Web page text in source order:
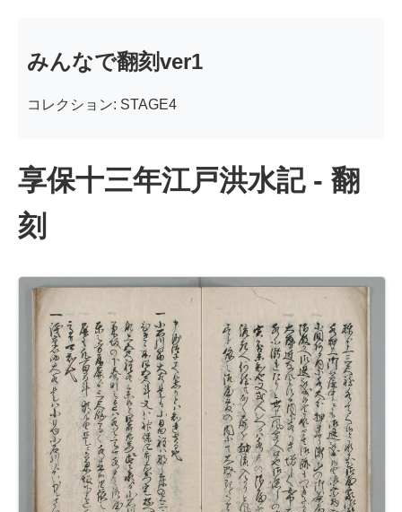
みんなで翻刻ver1
コレクション: STAGE4
享保十三年江戸洪水記 - 翻
刻